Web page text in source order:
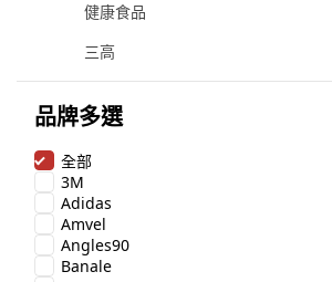
健康食品
三高
品牌多選
全部
3M
Adidas
Amvel
Angles90
Banale